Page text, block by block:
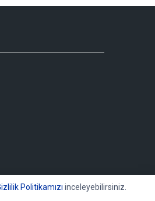
Politikamızı inceleyebilirsiniz.